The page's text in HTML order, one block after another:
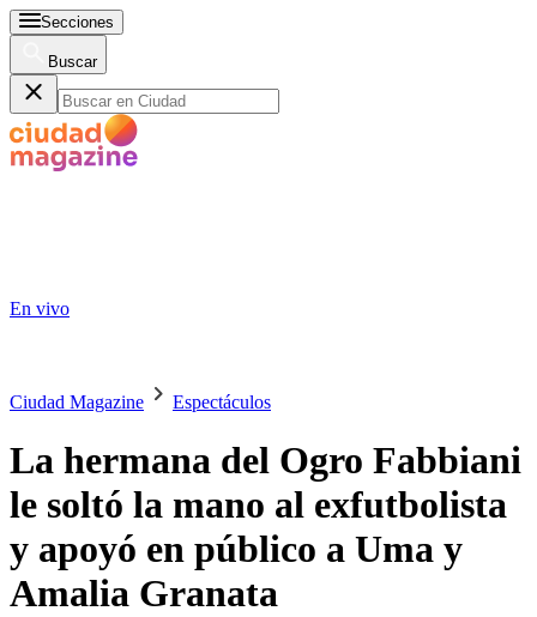
Secciones
Buscar
En vivo
Ciudad Magazine Espectáculos
La hermana del Ogro Fabbiani
le soltó la mano al exfutbolista
y apoyó en público a Uma y
Amalia Granata